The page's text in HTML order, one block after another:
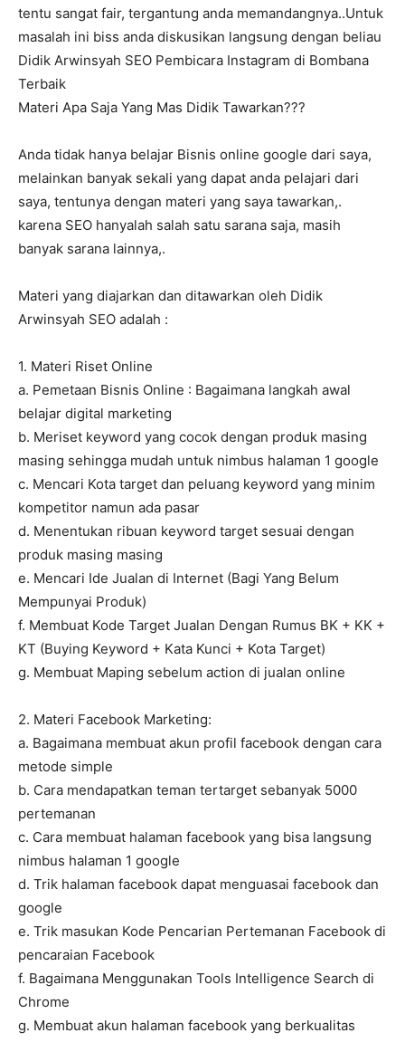
tentu sangat fair, tergantung anda memandangnya..Untuk
masalah ini biss anda diskusikan langsung dengan beliau
Didik Arwinsyah SEO Pembicara Instagram di Bombana
Terbaik
Materi Apa Saja Yang Mas Didik Tawarkan???
Anda tidak hanya belajar Bisnis online google dari saya,
melainkan banyak sekali yang dapat anda pelajari dari
saya, tentunya dengan materi yang saya tawarkan,.
karena SEO hanyalah salah satu sarana saja, masih
banyak sarana lainnya,.
Materi yang diajarkan dan ditawarkan oleh Didik
Arwinsyah SEO adalah :
1. Materi Riset Online
a. Pemetaan Bisnis Online : Bagaimana langkah awal
belajar digital marketing
b. Meriset keyword yang cocok dengan produk masing
masing sehingga mudah untuk nimbus halaman 1 google
c. Mencari Kota target dan peluang keyword yang minim
kompetitor namun ada pasar
d. Menentukan ribuan keyword target sesuai dengan
produk masing masing
e. Mencari Ide Jualan di Internet (Bagi Yang Belum
Mempunyai Produk)
f. Membuat Kode Target Jualan Dengan Rumus BK + KK +
KT (Buying Keyword + Kata Kunci + Kota Target)
g. Membuat Maping sebelum action di jualan online
2. Materi Facebook Marketing:
a. Bagaimana membuat akun profil facebook dengan cara
metode simple
b. Cara mendapatkan teman tertarget sebanyak 5000
pertemanan
c. Cara membuat halaman facebook yang bisa langsung
nimbus halaman 1 google
d. Trik halaman facebook dapat menguasai facebook dan
google
e. Trik masukan Kode Pencarian Pertemanan Facebook di
pencaraian Facebook
f. Bagaimana Menggunakan Tools Intelligence Search di
Chrome
g. Membuat akun halaman facebook yang berkualitas